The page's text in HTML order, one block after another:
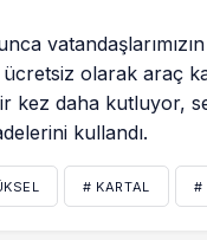
olarak araç
kez daha kutluyor,
kullandı.
# KARTAL #